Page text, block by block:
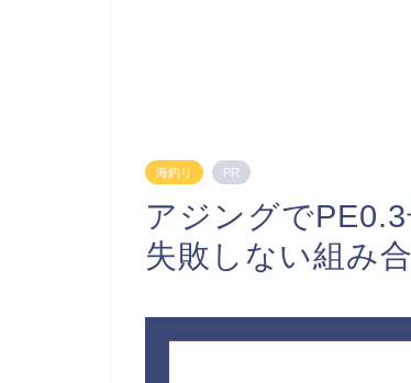
海釣り PR
アジングで
失敗しない組み